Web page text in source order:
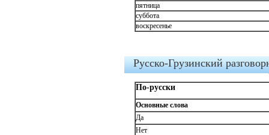
пятница
суббота
воскресенье
Русско-Грузинский
По-русски
Основные слова
Да
Нет